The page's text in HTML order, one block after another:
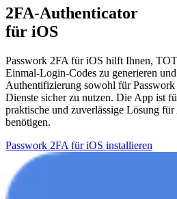
2FA-Authenticator
für iOS
Passwork 2FA für iOS hilft Ihnen,
Einmal-Login-Codes zu generieren
Authentifizierung sowohl für
Dienste sicher zu nutzen. Die App ist
praktische und zuverlässige Lösung
benötigen.
Passwork 2FA für iOS installieren